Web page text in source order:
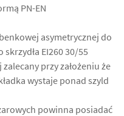
PN-EN
asymetrycznej do
EI260 30/55
przy założeniu że
wystaje ponad szyld
powinna posiadać